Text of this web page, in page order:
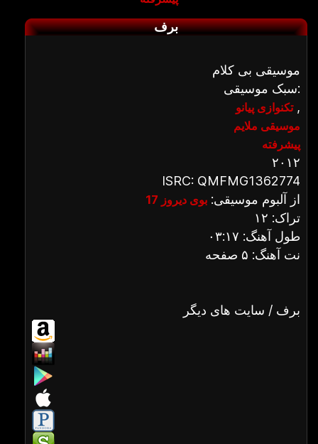
برف
موسیقی بی کلام
سبک موسیقی:
تکنوازی پیانو,
موسیقی ملایم
پیشرفته
۲۰۱۲
ISRC: QMFMG1362774
از آلبوم موسیقی: بوی دیروز 17
تراک: ۱۲
طول آهنگ: ۰۳:۱۷
نت آهنگ: ۵ صفحه
برف / سایت های دیگر